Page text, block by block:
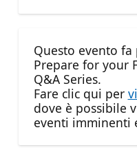
Questo evento
Prepare for your
Q&A Series.
Fare clic qui per
dove è possibile
eventi imminenti